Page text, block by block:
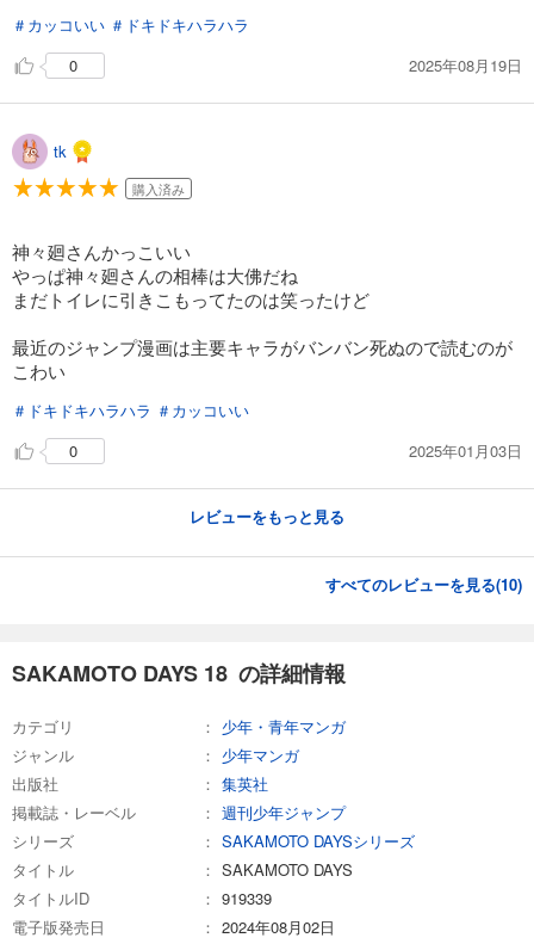
＃カッコいい ＃ドキドキハラハラ
0
2025年08月19日
tk
購入済み
神々廻さんかっこいい
やっぱ神々廻さんの相棒は大佛だね
まだトイレに引きこもってたのは笑ったけど
最近のジャンプ漫画は主要キャラがバンバン死ぬので読むのが
こわい
＃ドキドキハラハラ ＃カッコいい
0
2025年01月03日
レビューをもっと見る
すべてのレビューを見る(10)
SAKAMOTO DAYS 18 の詳細情報
カテゴリ
少年・青年マンガ
ジャンル
少年マンガ
出版社
集英社
掲載誌・レーベル
週刊少年ジャンプ
シリーズ
SAKAMOTO DAYSシリーズ
タイトル
SAKAMOTO DAYS
タイトルID
919339
電子版発売日
2024年08月02日